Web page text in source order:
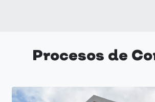
Procesos de